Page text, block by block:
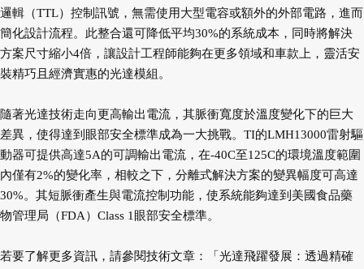
邏輯（TTL）控制訊號，無需使用大型電容或額外的外部電路，進而
簡化設計流程。此整合還可降低平均30%的系統成本，同時將解決
方案尺寸縮小4倍，讓設計工程師能夠在更多領域和車款上，靈活安
裝精巧且經濟實惠的光達模組。
隨著光達技術走向更高輸出電流，其脈衝寬度於溫度變化下的巨大
差異，使得達到眼部安全標準成為一大挑戰。TI的LMH13000雷射驅
動器可提供高達5A的可調輸出電流，在-40C至125C的環境溫度範圍
內僅有2%的變化率，相較之下，分離式解決方案的變異幅度可高達
30%。其短脈衝產生與電流控制功能，使系統能夠達到美國食品藥
物管理局（FDA）Class 1眼部安全標準。
若要了解更多資訊，請參閱技術文章：「光達飛躍發展：透過精確